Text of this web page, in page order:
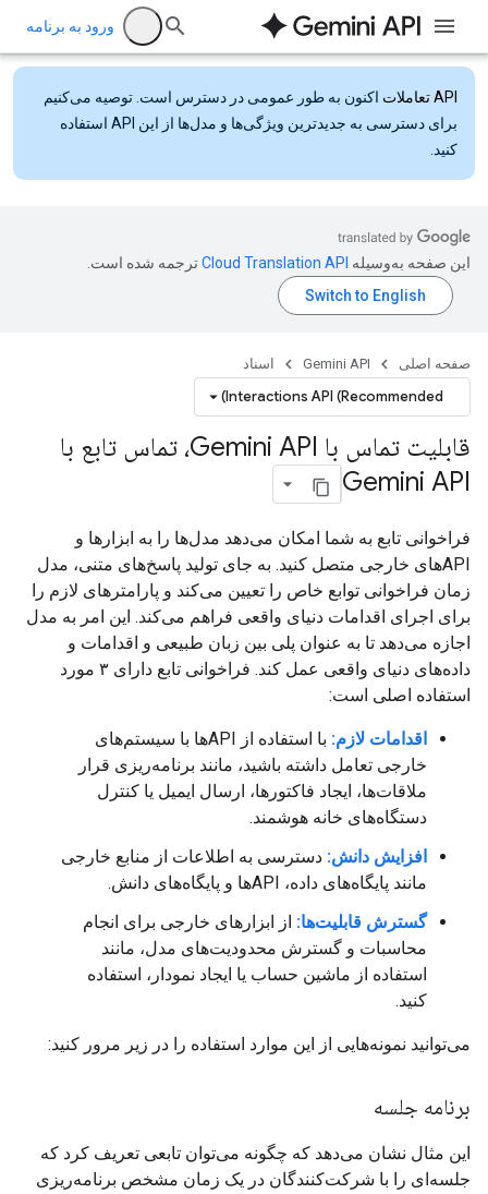
ورود به برنامه
API تعاملات
اکنون به طور عمومی در دسترس است. توصیه می‌کنیم
برای دسترسی به جدیدترین ویژگی‌ها و مدل‌ها از این API استفاده
کنید.
این صفحه به‌وسیله ترجمه شده است.
صفحه اصلی Gemini API اسناد
Interactions API (Recommended)
قابلیت تماس با Gemini API، تماس تابع با
Gemini API
فراخوانی تابع به شما امکان می‌دهد مدل‌ها را به ابزارها و
APIهای خارجی متصل کنید. به جای تولید پاسخ‌های متنی، مدل
زمان فراخوانی توابع خاص را تعیین می‌کند و پارامترهای لازم را
برای اجرای اقدامات دنیای واقعی فراهم می‌کند. این امر به مدل
اجازه می‌دهد تا به عنوان پلی بین زبان طبیعی و اقدامات و
داده‌های دنیای واقعی عمل کند. فراخوانی تابع دارای ۳ مورد
استفاده اصلی است:
اقدامات لازم:
با استفاده از APIها با سیستم‌های
خارجی تعامل داشته باشید، مانند برنامه‌ریزی قرار
ملاقات‌ها، ایجاد فاکتورها، ارسال ایمیل یا کنترل
دستگاه‌های خانه هوشمند.
افزایش دانش: دسترسی به اطلاعات از منابع خارجی
مانند پایگاه‌های داده، APIها و پایگاه‌های دانش.
گسترش قابلیت‌ها: از ابزارهای خارجی برای انجام
محاسبات و گسترش محدودیت‌های مدل، مانند
استفاده از ماشین حساب یا ایجاد نمودار، استفاده
کنید.
می‌توانید نمونه‌هایی از این موارد استفاده را در زیر مرور کنید:
برنامه جلسه
این مثال نشان می‌دهد که چگونه می‌توان تابعی تعریف کرد که
جلسه‌ای را با شرکت‌کنندگان در یک زمان مشخص برنامه‌ریزی